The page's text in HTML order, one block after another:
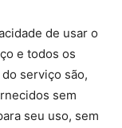
de usar o
e todos os
serviço são,
sem
seu uso, sem